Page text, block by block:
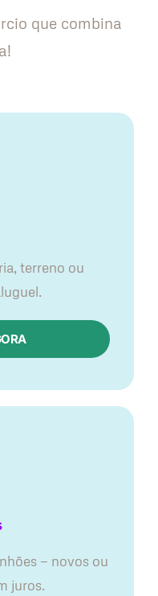
que combina
terreno ou
— novos ou
juros.